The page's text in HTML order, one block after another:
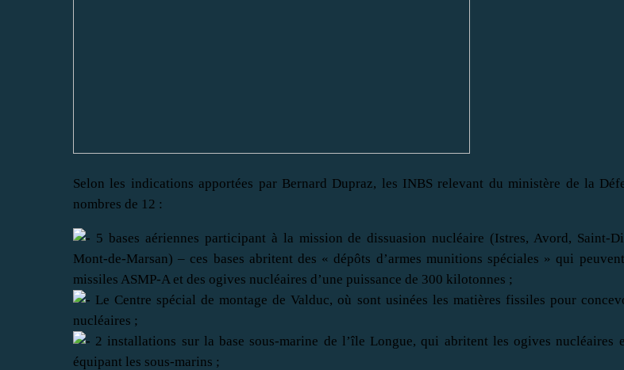
Selon les indications apportées par Bernard Dupraz, les INBS relevant du ministère de la
nombres de 12 :
5 bases aériennes participant à la mission de dissuasion nucléaire (Istres, Avord, Saint-
Mont-de-Marsan) – ces bases abritent des « dépôts d’armes munitions spéciales » qui
missiles ASMP-A et des ogives nucléaires d’une puissance de 300 kilotonnes ;
Le Centre spécial de montage de Valduc, où sont usinées les matières fissiles pour
nucléaires ;
2 installations sur la base sous-marine de l’île Longue, qui abritent les ogives nucléaires
équipant les sous-marins ;